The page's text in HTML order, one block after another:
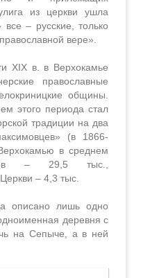
из церкви ушла
– русские, только
вере».
XIX в. в Верхокамье
православные
общины.
этого периода стал
традиции на два
(в 1866-
в среднем
– 29,5 тыс.,
– 4,3 тыс.
описано лишь одно
деревня с
на Сепыче, а в ней